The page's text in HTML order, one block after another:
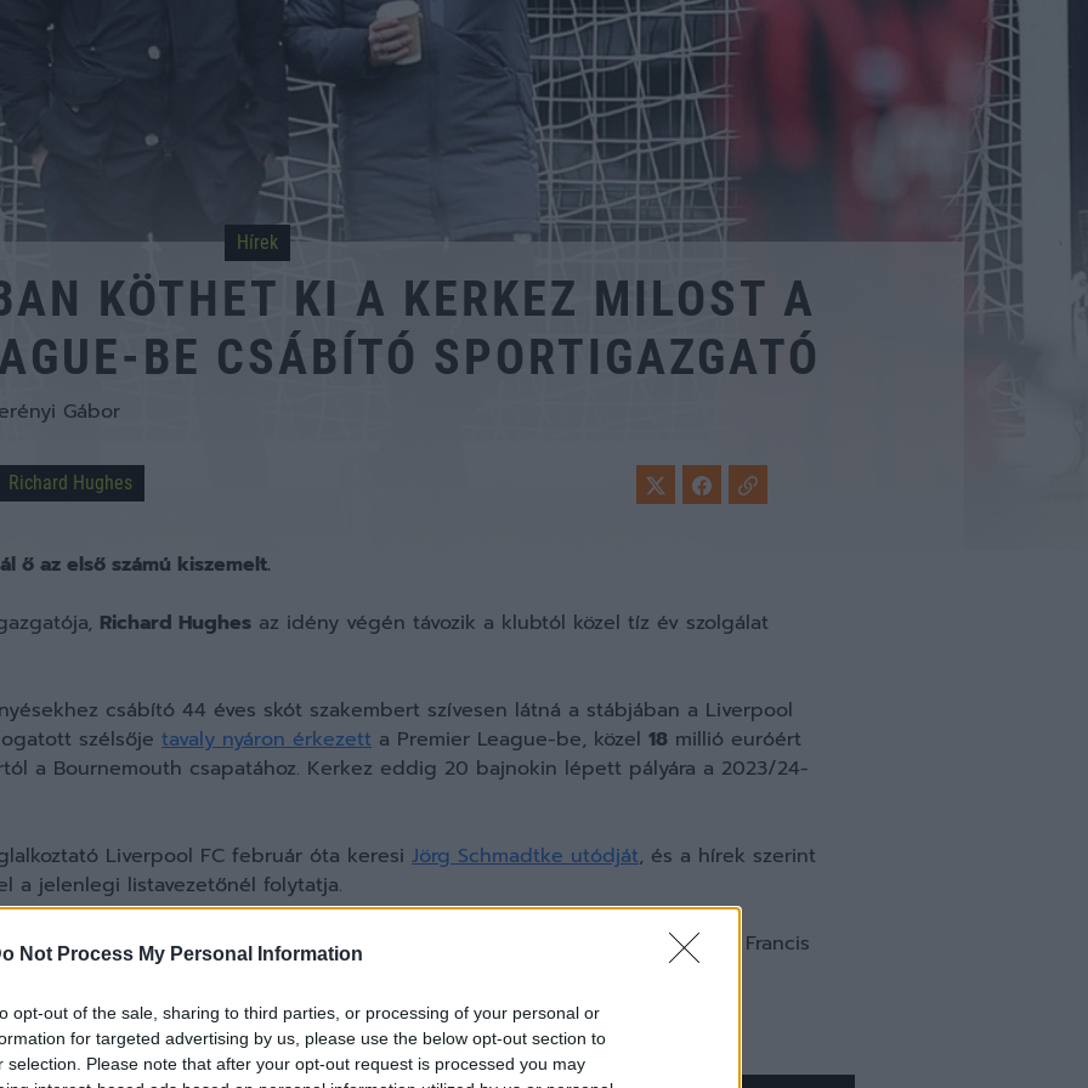
Not Process My Personal Information
opt-out of the sale, sharing to third parties, or processing of your personal or
for targeted advertising by us, please use the below opt-out section to
selection. Please note that after your opt-out request is processed you may
Hírek
KÖTHET KI A KERKEZ MILOST A
BE CSÁBÍTÓ SPORTIGAZGATÓ
Gábor
Richard Hughes
ő az első számú kiszemelt.
Richard Hughes az idény végén távozik a klubtól közel tíz év szolgálat
csábító 44 éves skót szakembert szívesen látná a stábjában a Liverpool
szélsője tavaly nyáron érkezett a Premier League-be, közel 18 millió euróért
a Bournemouth csapatához. Kerkez eddig 20 bajnokin lépett pályára a 2023/24-
Liverpool FC február óta keresi Jörg Schmadtke utódját, és a hírek szerint
a jelenlegi listavezetőnél folytatja.
posztját Hughes segítője és a klub korábbi csapatkapitánya, Simon Francis